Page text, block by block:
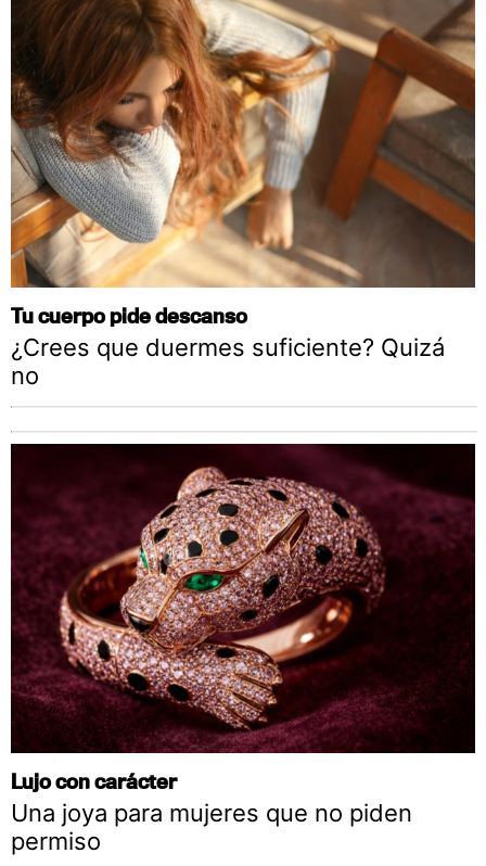
Tu cuerpo pide descanso
¿Crees que duermes suficiente? Quizá
no
Lujo con carácter
Una joya para mujeres que no piden
permiso